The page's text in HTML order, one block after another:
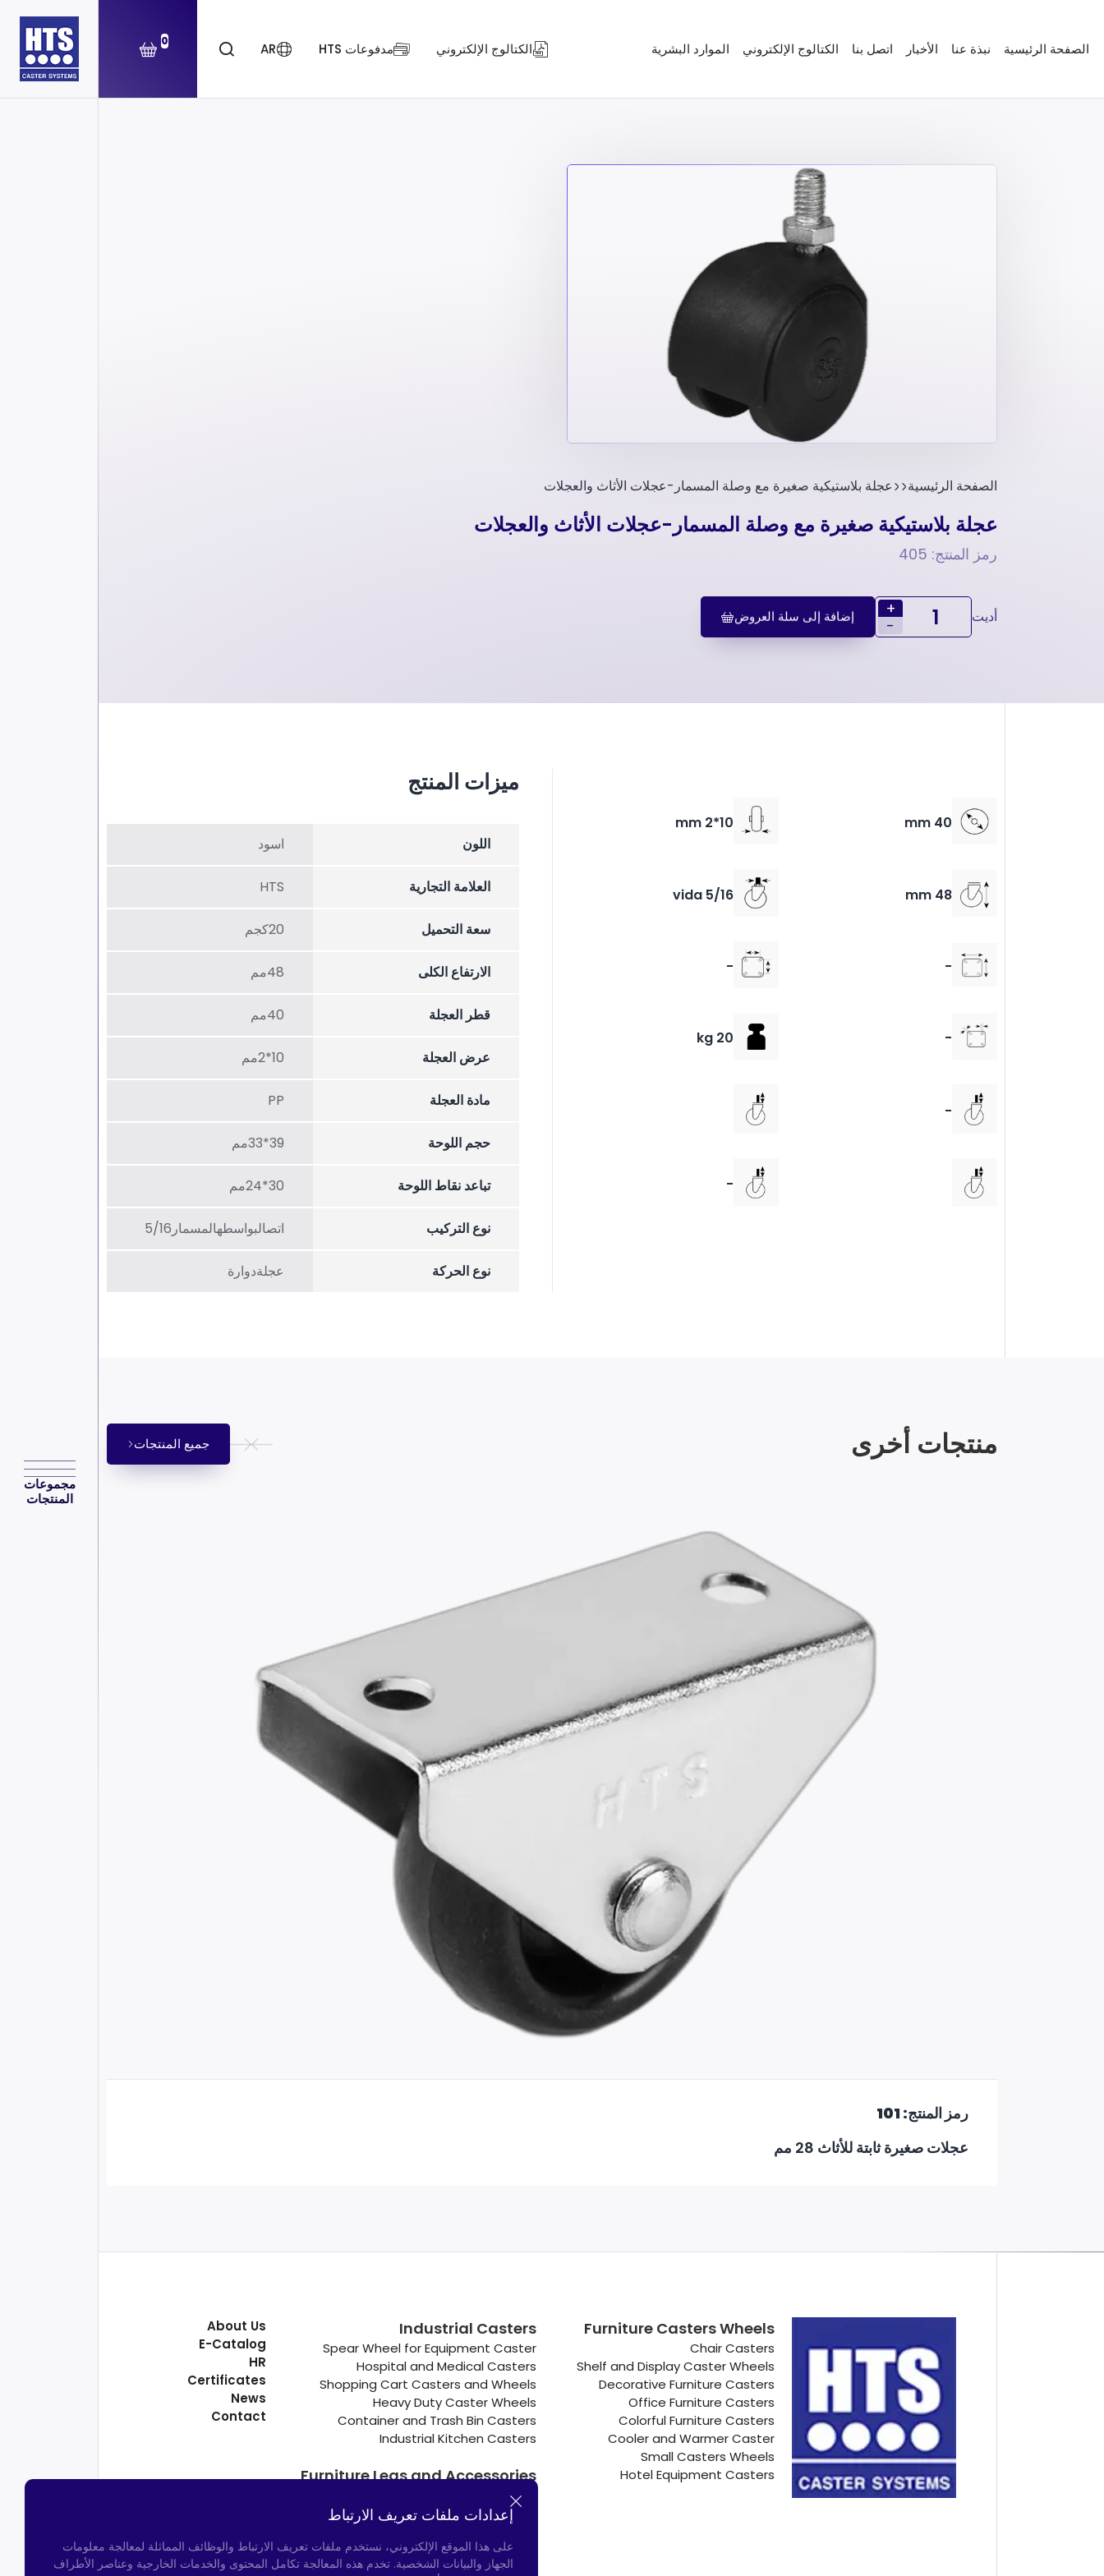
الصفحة الرئيسية نبذة عنا الأخبار اتصل بنا الكتالوج الإلكتروني الموارد البشرية الكتالوج الإلكتروني مدفوعات HTS AR
0
مجموعات
المنتجات
الصفحة الرئيسية عجلة بلاستيكية صغيرة مع وصلة المسمار-عجلات الأثاث والعجلات
عجلة بلاستيكية صغيرة مع وصلة المسمار-عجلات الأثاث والعجلات
رمز المنتج: 405
أديت
+
-
إضافة إلى سلة العروض
40 mm
10*2 mm
48 mm
5/16 vida
-
-
-
20 kg
-
-
ميزات المنتج
اللون اسود
العلامة التجارية HTS
سعة التحميل 20كجم
الارتفاع الکلی 48مم
قطر العجلة 40مم
عرض العجلة 10*2مم
مادة العجلة PP
حجم اللوحة 39*33مم
تباعد نقاط اللوحة 30*24مم
نوع التركيب اتصالبواسطهالمسمار5/16
نوع الحركة عجلةدوارة
منتجات أخرى جميع المنتجات
رمز المنتج: 101
عجلات صغيرة ثابتة للأثاث 28 مم
Furniture Casters Wheels
Chair Casters
Shelf and Display Caster Wheels
Decorative Furniture Casters
Office Furniture Casters
Colorful Furniture Casters
Cooler and Warmer Caster
Small Casters Wheels
Hotel Equipment Casters
Industrial Casters
Spear Wheel for Equipment Caster
Hospital and Medical Casters
Shopping Cart Casters and Wheels
Heavy Duty Caster Wheels
Container and Trash Bin Casters
Industrial Kitchen Casters
Furniture Legs and Accessories
Connectors
Door Bumpers
About Us
E-Catalog
HR
Certificates
News
Contact
إعدادات ملفات تعريف الارتباط
على هذا الموقع الإلكتروني، نستخدم ملفات تعريف الارتباط والوظائف المماثلة لمعالجة معلومات
الجهاز والبيانات الشخصية. تخدم هذه المعالجة تكامل المحتوى والخدمات الخارجية وعناصر الأطراف